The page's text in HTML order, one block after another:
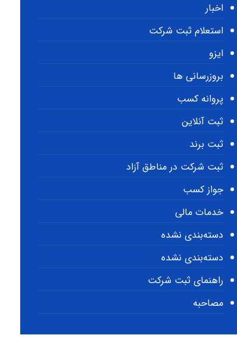
اخبار
استعلام ثبت شرکت
ایزو
بروزرسانی ها
پروانه کسب
ثبت آنلاین
ثبت برند
ثبت شرکت در مناطق آزاد
جواز کسب
خدمات مالی
دسته‌بندی نشده
دسته‌بندی نشده
راهنمای ثبت شرکت
مصاحبه